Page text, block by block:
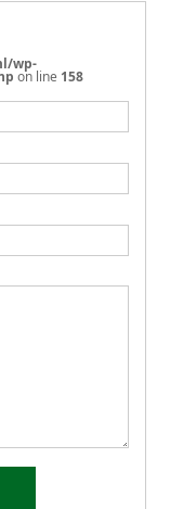
wp-
on line 158